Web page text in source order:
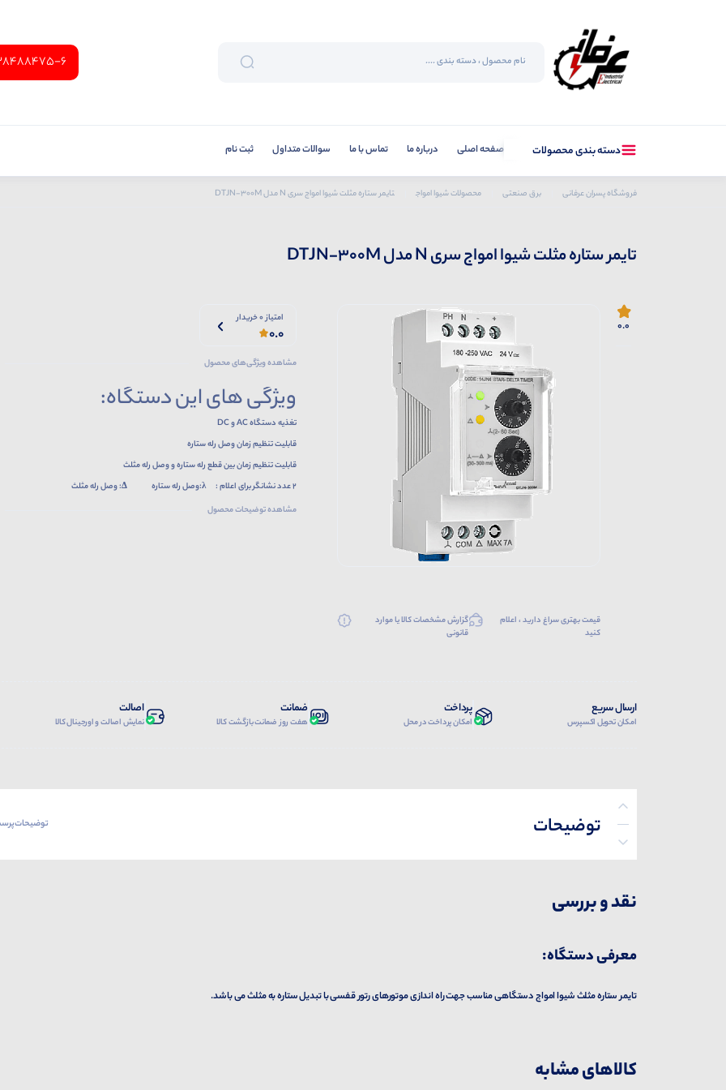
6
دسته بندی محصولات صفحه اصلی درباره ما تماس با ما سوالات متداول ثبت نام
فروشگاه پسران عرفانی برق صنعتی محصولات شیوا امواج تایمر ستاره مثلت شیوا امواج سری N مدل DTJN-300M
تایمر ستاره مثلت شیوا امواج سری N مدل DTJN-300M
0.0
قیمت بهتری سراغ دارید ، اعلام
کنید
گزارش مشخصات کالا یا موارد
قانونی
امتیاز 0 خریدار
0.0
مشاهده ویژگی‌های محصول
ویژگی های این دستگاه:
تغذیه دستگاه AC و DC
قابلیت تنظیم زمان وصل رله ستاره
قابلیت تنظیم زمان بین قطع رله ستاره و وصل رله مثلث
2 عدد نشانگر برای اعلام : λ:وصل رله ستاره Δ: وصل رله مثلث
دارای 2 رله مجزا
مشاهده توضیحات محصول
ارسال سریع
امکان تحویل اکسپرس
پرداخت
امکان پرداخت در محل
ضمانت
هفت روز ضمانت بازگشت کالا
اصالت
نمایش اصالت و اورجینال کالا
توضیحات
توضیحات
نقد و بررسی
معرفی دستگاه:
تایمر ستاره مثلث شیوا امواج دستگاهی مناسب جهت راه اندازی موتورهای رتور قفسی با تبدیل ستاره به مثلث می باشد.
کالاهای مشابه